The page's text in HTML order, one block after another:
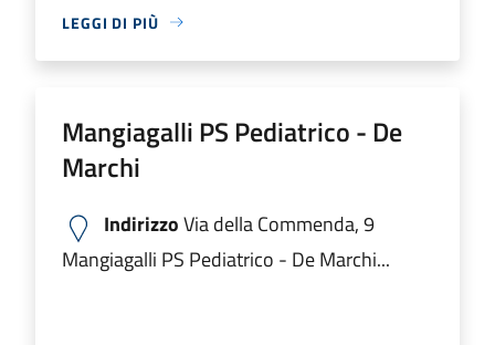
LEGGI DI PIÙ
Mangiagalli PS Pediatrico - De
Marchi
IndirizzoVia della Commenda, 9
Mangiagalli PS Pediatrico - De Marchi...